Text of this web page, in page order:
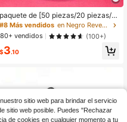
paquete de [50 piezas/20 piezas/1
0 piezas] Mascarillas desechables
negras de tela no tejida de 1 capa, a
ptas para uso diario para adultos
#8 Más vendidos
en Negro Revestimientos faciales y accesorios
80+ vendidos
(100+)
$3.10
sitio web para brindar el servicio
sitio web posible. Puedes "Rechazar
de cookies en cualquier momento a tu